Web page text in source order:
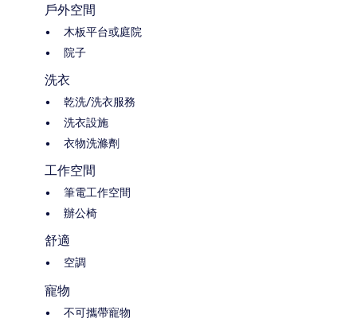
戶外空間
木板平台或庭院
院子
洗衣
乾洗/洗衣服務
洗衣設施
衣物洗滌劑
工作空間
筆電工作空間
辦公椅
舒適
空調
寵物
不可攜帶寵物